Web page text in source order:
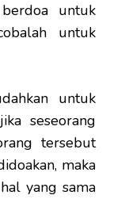
untuk
untuk
untuk
seseorang
tersebut
maka
yang sama